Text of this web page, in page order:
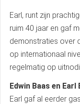
Earl, runt zijn
ruim 40 jaar en gaf
demonstraties over
op internationaal
regelmatig op
Edwin Baas en
Earl gaf al eerder